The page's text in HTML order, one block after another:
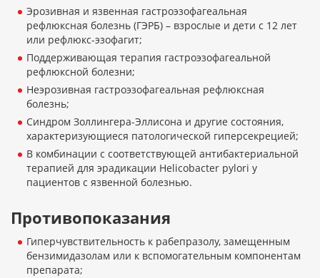
Эрозивная и язвенная гастроэзофагеальная
рефлюксная болезнь (ГЭРБ) – взрослые и дети с 12 лет
или рефлюкс-эзофагит;
Поддерживающая терапия гастроэзофагеальной
рефлюксной болезни;
Неэрозивная гастроэзофагеальная рефлюксная
болезнь;
Синдром Золлингера-Эллисона и другие состояния,
характеризующиеся патологической гиперсекрецией;
В комбинации с соответствующей антибактериальной
терапией для эрадикации Helicobacter pylori у
пациентов с язвенной болезнью.
Противопоказания
Гиперчувствительность к рабепразолу, замещенным
бензимидазолам или к вспомогательным компонентам
препарата;